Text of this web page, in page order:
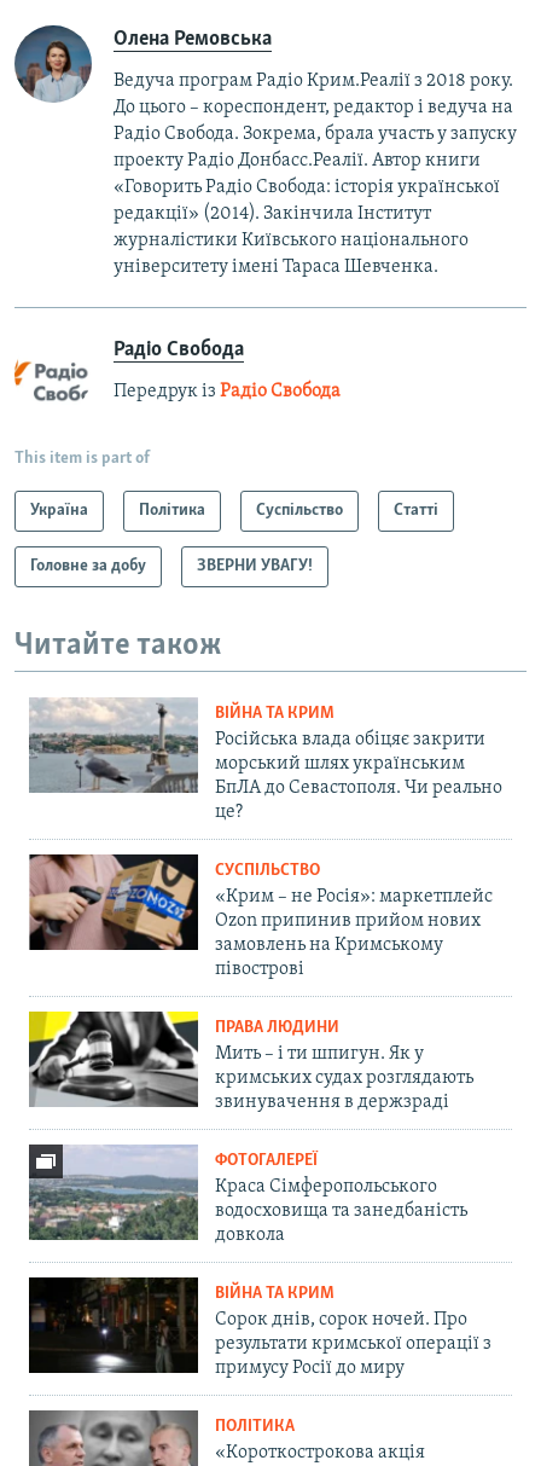
Олена Ремовська
Ведуча програм Радіо Крим.Реалії з 2018 року.
До цього – кореспондент, редактор і ведуча на
Радіо Свобода. Зокрема, брала участь у запуску
проекту Радіо Донбасс.Реалії. Автор книги
«Говорить Радіо Свобода: iсторія української
редакції» (2014). Закінчила Інститут
журналістики Київського національного
університету імені Тараса Шевченка.
Радіо Свобода
Передрук із Радіо Свобода
This item is part of
Україна Політика Суспільство Статті
Головне за добу ЗВЕРНИ УВАГУ!
Читайте також
ВІЙНА ТА КРИМ
Російська влада обіцяє закрити
морський шлях українським
БпЛА до Севастополя. Чи реально
це?
СУСПІЛЬСТВО
«Крим – не Росія»: маркетплейс
Ozon припинив прийом нових
замовлень на Кримському
півострові
ПРАВА ЛЮДИНИ
Мить – і ти шпигун. Як у
кримських судах розглядають
звинувачення в держзраді
ФОТОГАЛЕРЕЇ
Краса Сімферопольського
водосховища та занедбаність
довкола
ВІЙНА ТА КРИМ
Сорок днів, сорок ночей. Про
результати кримської операції з
примусу Росії до миру
ПОЛІТИКА
«Короткострокова акція